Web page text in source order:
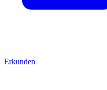
Erkunden